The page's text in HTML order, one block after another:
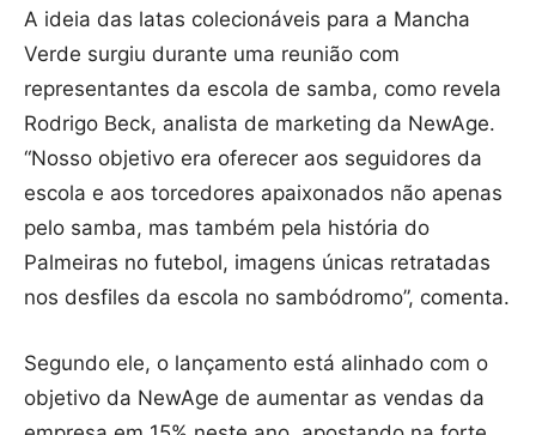
A ideia das latas colecionáveis para a Mancha
Verde surgiu durante uma reunião com
representantes da escola de samba, como revela
Rodrigo Beck, analista de marketing da NewAge.
“Nosso objetivo era oferecer aos seguidores da
escola e aos torcedores apaixonados não apenas
pelo samba, mas também pela história do
Palmeiras no futebol, imagens únicas retratadas
nos desfiles da escola no sambódromo”, comenta.
Segundo ele, o lançamento está alinhado com o
objetivo da NewAge de aumentar as vendas da